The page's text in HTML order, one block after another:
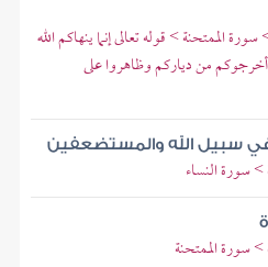
الممتحنة > قوله تعالى إنما ينهاكم الله
من دياركم وظاهروا على
في سبيل الله والمستضعفين
> سورة النساء
سورة الممتحنة